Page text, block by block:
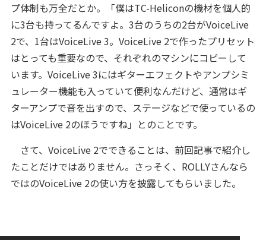
プ体制も万全だとか。「僕はTC-Heliconの機材を個人的
に3台も持ってるんですよ。3台のうちの2台がVoiceLive
2で、1台はVoiceLive 3。VoiceLive 2で作ったプリセット
はとっても重要なので、それぞれのマシンにコピーして
います。VoiceLive 3にはギターエフェクトやアンプシミ
ュレーター機能も入っていて便利なんだけど、通常はギ
ターアンプで音を出すので、ステージなどで使っているの
はVoiceLive 2のほうですね」とのことです。
さて、VoiceLive 2でできることは、前回記事で紹介し
たことだけではありません。さっそく、ROLLYさんなら
ではのVoiceLive 2の使い方を披露してもらいました。